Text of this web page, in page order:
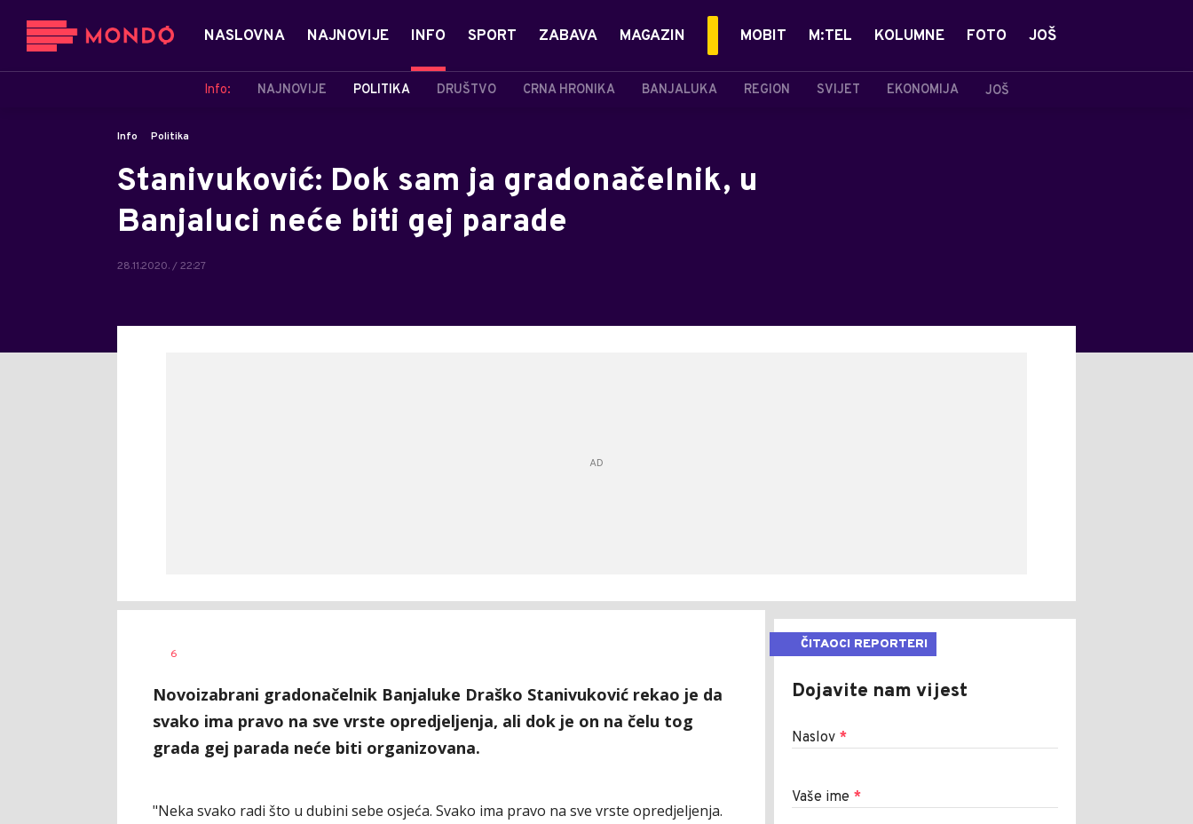
NASLOVNA NAJNOVIJE INFO
Info: NAJNOVIJE POLITIKA DRUŠTVO CRNA HRONIKA BANJALUKA REGION SVIJET EKONOMIJA JOŠ
SPORT ZABAVA MAGAZIN MOBIT M:TEL KOLUMNE FOTO JOŠ
Info Politika
Stanivuković: Dok sam ja gradonačelnik, u
Banjaluci neće biti gej parade
28.11.2020. / 22:27
AUTOR
6
Novoizabrani gradonačelnik Banjaluke Draško Stanivuković rekao je da
svako ima pravo na sve vrste opredjeljenja, ali dok je on na čelu tog
grada gej parada neće biti organizovana.
"Neka svako radi što u dubini sebe osjeća. Svako ima pravo na sve vrste opredjeljenja.
ČITAOCI REPORTERI
Dojavite nam vijest
Naslov *
Vaše ime *